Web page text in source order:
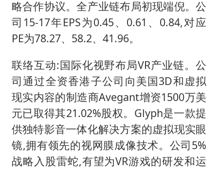
略合作协议。全产业链布局初现端倪。公
司15-17年EPS为0.45、0.61、0.84,对应
PE为78.27、58.2、41.96。
联络互动:国际化视野布局VR产业链。公
司通过全资香港子公司向美国3D和虚拟
现实内容的制造商Avegant增资1500万美
元已取得其21.02%股权。Glyph是一款提
供独特影音一体化解决方案的虚拟现实眼
镜,拥有领先的视网膜成像技术。公司5%
战略入股雷蛇,有望为VR游戏的研发和运